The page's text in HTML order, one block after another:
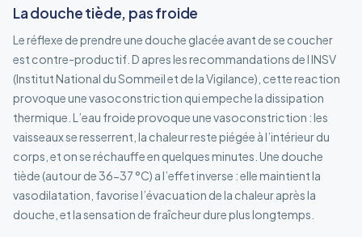
La douche tiède, pas froide
Le réflexe de prendre une douche glacée avant de se coucher
est contre-productif. D apres les recommandations de l INSV
(Institut National du Sommeil et de la Vigilance), cette reaction
provoque une vasoconstriction qui empeche la dissipation
thermique. L’eau froide provoque une vasoconstriction : les
vaisseaux se resserrent, la chaleur reste piégée à l’intérieur du
corps, et on se réchauffe en quelques minutes. Une douche
tiède (autour de 36-37 °C) a l’effet inverse : elle maintient la
vasodilatation, favorise l’évacuation de la chaleur après la
douche, et la sensation de fraîcheur dure plus longtemps.